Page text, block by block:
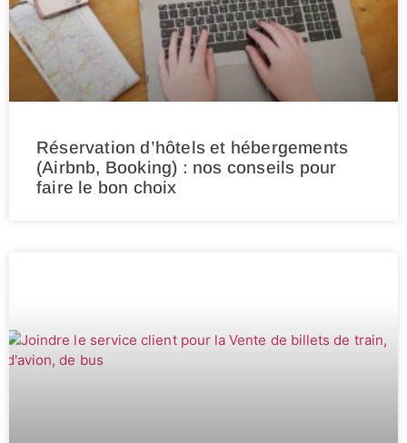
Réservation d’hôtels et hébergements
(Airbnb, Booking) : nos conseils pour
faire le bon choix